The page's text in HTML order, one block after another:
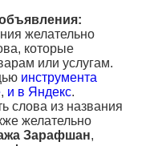
желательно
которые
или услугам.
инструмента
, и в Яндекс.
слова из названия
желательно
Зарафшан,